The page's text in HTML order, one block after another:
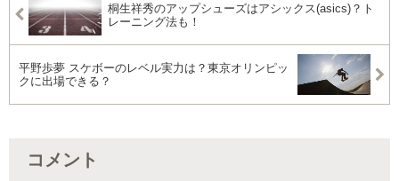
桐生祥秀のアップシューズはアシックス(asics)？ト
レーニング法も！
平野歩夢 スケボーのレベル実力は？東京オリンピッ
クに出場できる？
コメント